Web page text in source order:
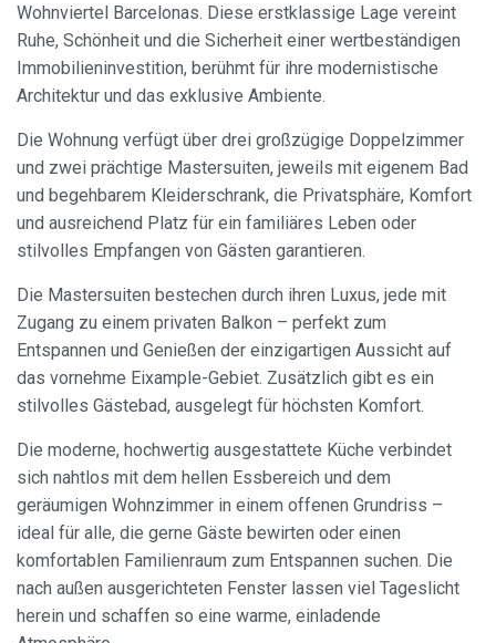
Wohnviertel Barcelonas. Diese erstklassige Lage vereint
Ruhe, Schönheit und die Sicherheit einer wertbeständigen
Immobilieninvestition, berühmt für ihre modernistische
Architektur und das exklusive Ambiente.
Die Wohnung verfügt über drei großzügige Doppelzimmer
und zwei prächtige Mastersuiten, jeweils mit eigenem Bad
und begehbarem Kleiderschrank, die Privatsphäre, Komfort
und ausreichend Platz für ein familiäres Leben oder
stilvolles Empfangen von Gästen garantieren.
Die Mastersuiten bestechen durch ihren Luxus, jede mit
Zugang zu einem privaten Balkon – perfekt zum
Entspannen und Genießen der einzigartigen Aussicht auf
das vornehme Eixample-Gebiet. Zusätzlich gibt es ein
stilvolles Gästebad, ausgelegt für höchsten Komfort.
Die moderne, hochwertig ausgestattete Küche verbindet
sich nahtlos mit dem hellen Essbereich und dem
geräumigen Wohnzimmer in einem offenen Grundriss –
ideal für alle, die gerne Gäste bewirten oder einen
komfortablen Familienraum zum Entspannen suchen. Die
nach außen ausgerichteten Fenster lassen viel Tageslicht
herein und schaffen so eine warme, einladende